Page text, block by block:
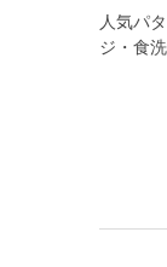
人気パ
ジ・食